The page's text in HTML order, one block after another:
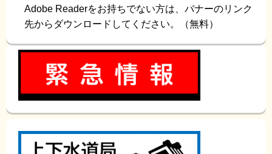
Adobe Readerをお持ちでない方は、バナーのリンク
先からダウンロードしてください。（無料）